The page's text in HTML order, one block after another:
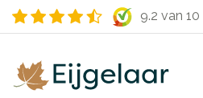
9.2 van 10